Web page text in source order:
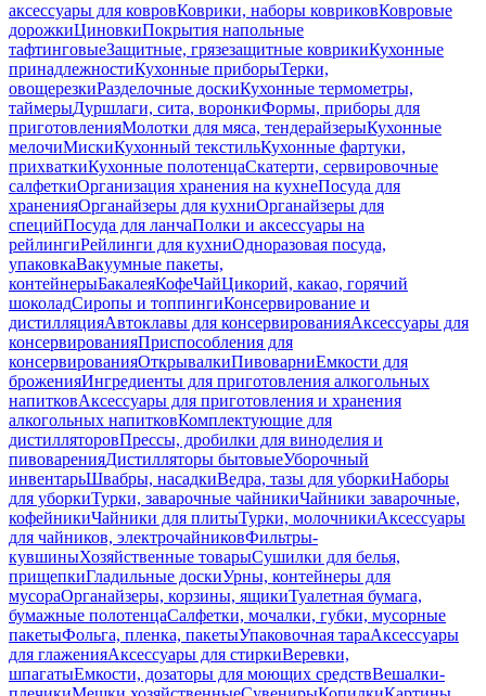
аксессуары для ковровКоврики, наборы ковриковКовровые
дорожкиЦиновкиПокрытия напольные
тафтинговыеЗащитные, грязезащитные коврикиКухонные
принадлежностиКухонные приборыТерки,
овощерезкиРазделочные доскиКухонные термометры,
таймерыДуршлаги, сита, воронкиФормы, приборы для
приготовленияМолотки для мяса, тендерайзерыКухонные
мелочиМискиКухонный текстильКухонные фартуки,
прихваткиКухонные полотенцаСкатерти, сервировочные
салфеткиОрганизация хранения на кухнеПосуда для
храненияОрганайзеры для кухниОрганайзеры для
специйПосуда для ланчаПолки и аксессуары на
рейлингиРейлинги для кухниОдноразовая посуда,
упаковкаВакуумные пакеты,
контейнерыБакалеяКофеЧайЦикорий, какао, горячий
шоколадСиропы и топпингиКонсервирование и
дистилляцияАвтоклавы для консервированияАксессуары для
консервированияПриспособления для
консервированияОткрывалкиПивоварниЕмкости для
броженияИнгредиенты для приготовления алкогольных
напитковАксессуары для приготовления и хранения
алкогольных напитковКомплектующие для
дистилляторовПрессы, дробилки для виноделия и
пивоваренияДистилляторы бытовыеУборочный
инвентарьШвабры, насадкиВедра, тазы для уборкиНаборы
для уборкиТурки, заварочные чайникиЧайники заварочные,
кофейникиЧайники для плитыТурки, молочникиАксессуары
для чайников, электрочайниковФильтры-
кувшиныХозяйственные товарыСушилки для белья,
прищепкиГладильные доскиУрны, контейнеры для
мусораОрганайзеры, корзины, ящикиТуалетная бумага,
бумажные полотенцаСалфетки, мочалки, губки, мусорные
пакетыФольга, пленка, пакетыУпаковочная тараАксессуары
для глаженияАксессуары для стиркиВеревки,
шпагатыЕмкости, дозаторы для моющих средствВешалки-